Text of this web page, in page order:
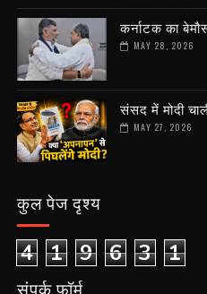
कर्नाटक का
MAY 28, 2026
संसद में मोदी
MAY 27, 2026
कुल पेज दृश्य
4 1 9 6 3 1
संपर्क फ़ॉर्म